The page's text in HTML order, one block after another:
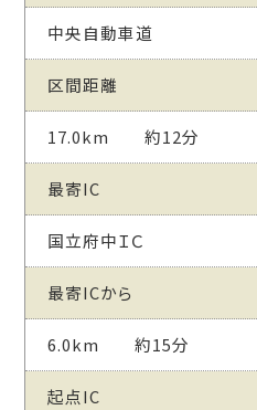
中央自動車道
区間距離
17.0km 約12分
最寄IC
国立府中ＩＣ
最寄ICから
6.0km 約15分
起点IC